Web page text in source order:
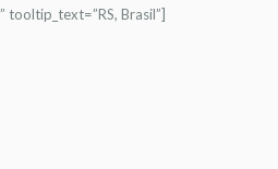
tooltip_text=”RS, Brasil”]